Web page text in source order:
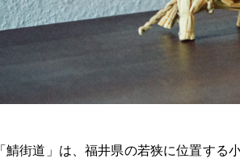
「鯖街道」は、福井県の若狭に位置す